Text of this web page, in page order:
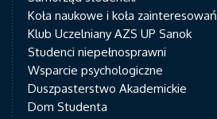
Koła naukowe i koła zainteresowań
Klub Uczelniany AZS UP Sanok
Studenci niepełnosprawni
Wsparcie psychologiczne
Duszpasterstwo Akademickie
Dom Studenta